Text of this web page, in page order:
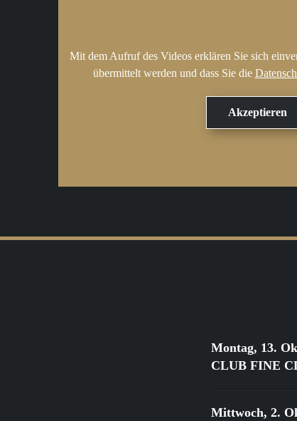
Mit dem Aufruf des Videos erklären Sie sich
übermittelt werden und dass Sie die
Montag, 13.
CLUB FINE
Mittwoch, 2.